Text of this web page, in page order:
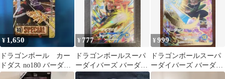
¥ 1,650
ドラゴンボール カー
ドダス no180 バーダッ
ク
¥ 777
ドラゴンボールスーパ
ーダイバーズ バーダッ
ク:ゼノ SDV11-068
¥999
ドラゴンボールスーパ
ーダイバーズ バーダッ
ク SDV3-043 GDR